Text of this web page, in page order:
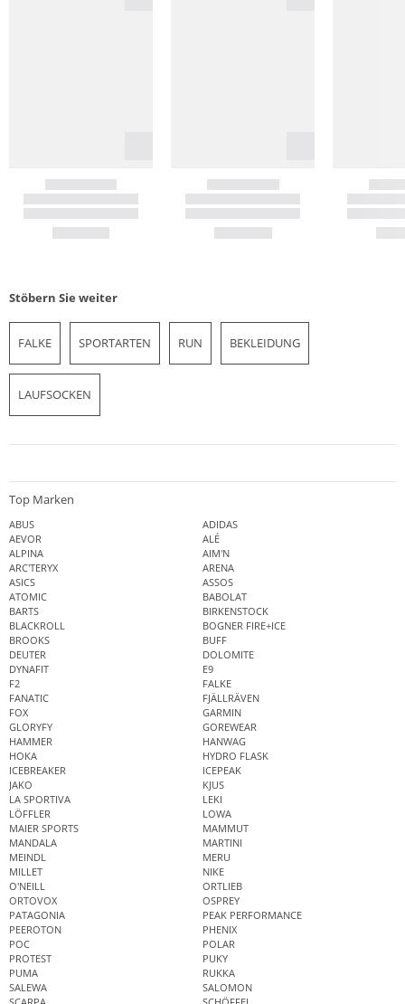
Stöbern Sie weiter
FALKE SPORTARTEN RUN BEKLEIDUNG
LAUFSOCKEN
Top Marken
ABUS
ADIDAS
AEVOR
ALÉ
ALPINA
AIM'N
ARC'TERYX
ARENA
ASICS
ASSOS
ATOMIC
BABOLAT
BARTS
BIRKENSTOCK
BLACKROLL
BOGNER FIRE+ICE
BROOKS
BUFF
DEUTER
DOLOMITE
DYNAFIT
E9
F2
FALKE
FANATIC
FJÄLLRÄVEN
FOX
GARMIN
GLORYFY
GOREWEAR
HAMMER
HANWAG
HOKA
HYDRO FLASK
ICEBREAKER
ICEPEAK
JAKO
KJUS
LA SPORTIVA
LEKI
LÖFFLER
LOWA
MAIER SPORTS
MAMMUT
MANDALA
MARTINI
MEINDL
MERU
MILLET
NIKE
O'NEILL
ORTLIEB
ORTOVOX
OSPREY
PATAGONIA
PEAK PERFORMANCE
PEEROTON
PHENIX
POC
POLAR
PROTEST
PUKY
PUMA
RUKKA
SALEWA
SALOMON